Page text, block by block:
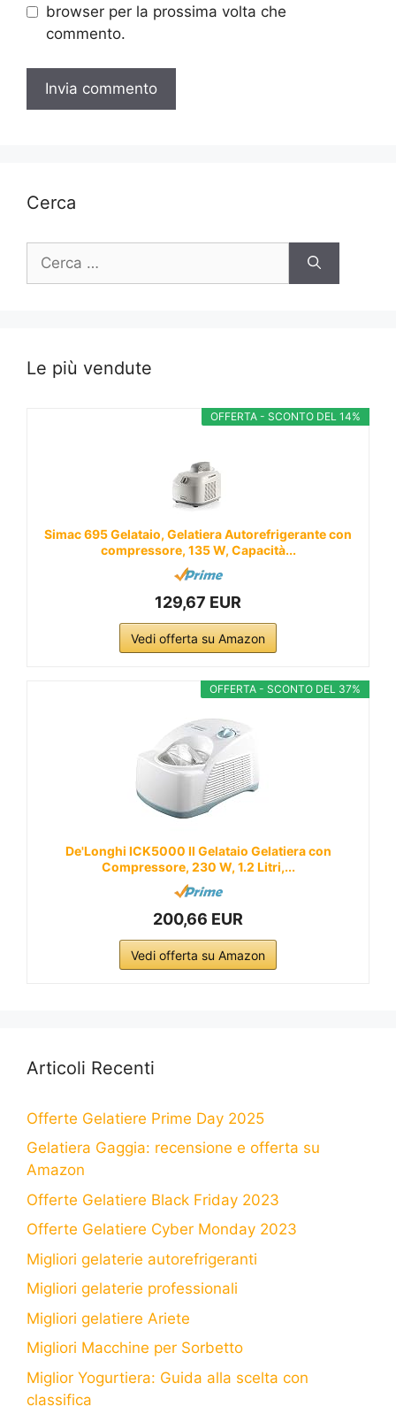
browser per la prossima volta che
commento.
Cerca
per:
Le più vendute
OFFERTA - SCONTO DEL 14%
Simac 695 Gelataio, Gelatiera Autorefrigerante con
compressore, 135 W, Capacità...
129,67 EUR
Vedi offerta su Amazon
OFFERTA - SCONTO DEL 37%
De'Longhi ICK5000 Il Gelataio Gelatiera con
Compressore, 230 W, 1.2 Litri,...
200,66 EUR
Vedi offerta su Amazon
Articoli Recenti
Offerte Gelatiere Prime Day 2025
Gelatiera Gaggia: recensione e offerta su
Amazon
Offerte Gelatiere Black Friday 2023
Offerte Gelatiere Cyber Monday 2023
Migliori gelaterie autorefrigeranti
Migliori gelaterie professionali
Migliori gelatiere Ariete
Migliori Macchine per Sorbetto
Miglior Yogurtiera: Guida alla scelta con
classifica